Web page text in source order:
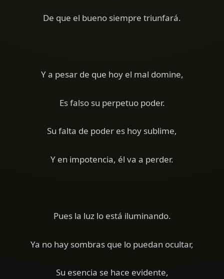
De que el bueno siempre triunfará.
Y a pesar de que hoy el mal domine,
Es falso su perpetuo poder.
Su falta de poder es hoy sublime,
Y en impotencia, él va a perder.
Pues la luz lo está iluminando.
Ya no hay sombras que lo puedan ocultar,
Su esencia se hace evidente,